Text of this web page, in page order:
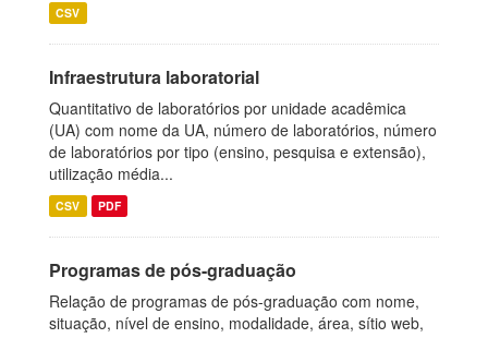
CSV
Infraestrutura laboratorial
Quantitativo de laboratórios por unidade acadêmica
(UA) com nome da UA, número de laboratórios, número
de laboratórios por tipo (ensino, pesquisa e extensão),
utilização média...
CSV PDF
Programas de pós-graduação
Relação de programas de pós-graduação com nome,
situação, nível de ensino, modalidade, área, sítio web,